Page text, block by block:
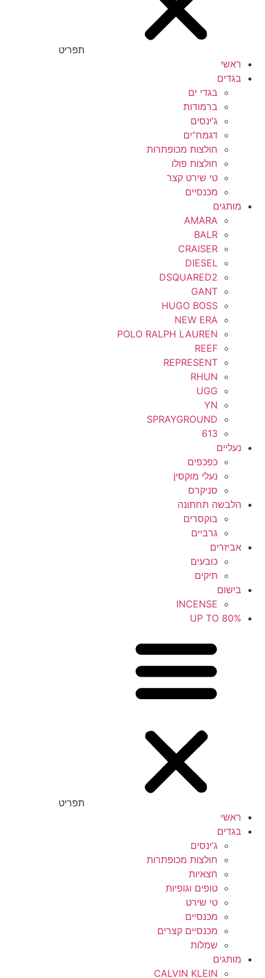
תפריט
ראשי
בגדים
בגדי ים
ברמודות
ג’ינסים
דגמח”ים
חולצות מכופתרות
חולצות פולו
טי שירט קצר
מכנסיים
מותגים
AMARA
BALR
CRAISER
DIESEL
DSQUARED2
GANT
HUGO BOSS
NEW ERA
POLO RALPH LAUREN
REEF
REPRESENT
RHUN
UGG
YN
SPRAYGROUND
613
נעליים
כפכפים
נעלי מוקסין
סניקרס
הלבשה תחתונה
בוקסרים
גרביים
אביזרים
כובעים
תיקים
בישום
INCENSE
UP TO 80%
תפריט
ראשי
בגדים
ג’ינסים
חולצות מכופתרות
חצאיות
טופים וגופיות
טי שירט
מכנסיים
מכנסיים קצרים
שמלות
מותגים
CALVIN KLEIN